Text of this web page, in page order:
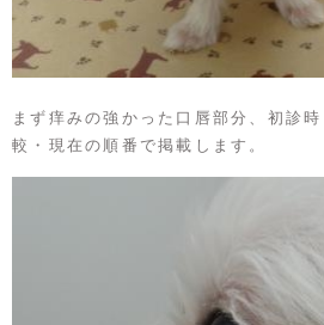
まず痒みの強かった口唇部分、初診
較・現在の順番で掲載します。